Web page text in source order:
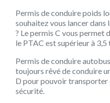
Permis de conduire poids
souhaitez vous lancer
? Le permis C vous permet
le PTAC est supérieur à 3,5
Permis de conduire
toujours rêvé de conduire
D pour pouvoir transporter
sécurité.